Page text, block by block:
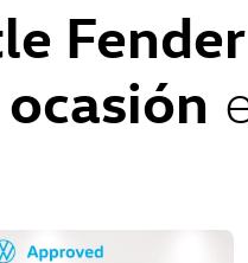
ocasión